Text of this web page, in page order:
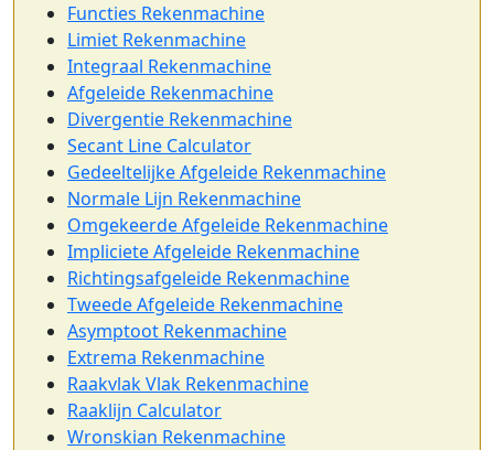
Functies Rekenmachine
Limiet Rekenmachine
Integraal Rekenmachine
Afgeleide Rekenmachine
Divergentie Rekenmachine
Secant Line Calculator
Gedeeltelijke Afgeleide Rekenmachine
Normale Lijn Rekenmachine
Omgekeerde Afgeleide Rekenmachine
Impliciete Afgeleide Rekenmachine
Richtingsafgeleide Rekenmachine
Tweede Afgeleide Rekenmachine
Asymptoot Rekenmachine
Extrema Rekenmachine
Raakvlak Vlak Rekenmachine
Raaklijn Calculator
Wronskian Rekenmachine